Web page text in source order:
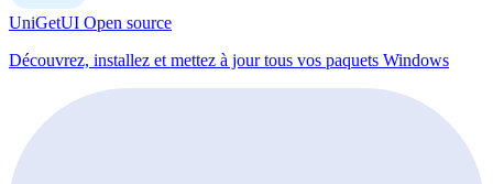
UniGetUI Open source
Découvrez, installez et mettez à jour tous vos paquets Windows